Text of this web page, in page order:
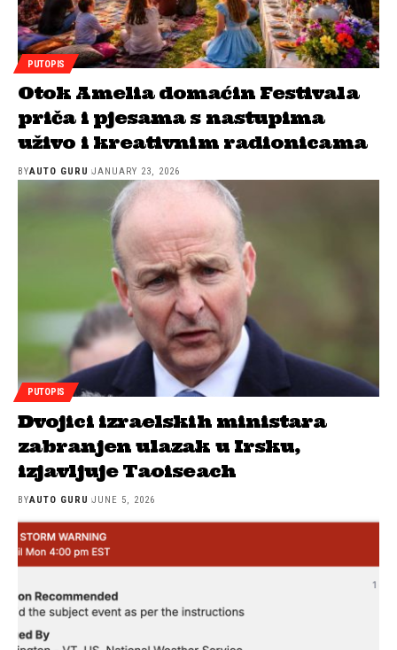
PUTOPIS
Otok Amelia domaćin Festivala
priča i pjesama s nastupima
uživo i kreativnim radionicama
BYAUTO GURU JANUARY 23, 2026
PUTOPIS
Dvojici izraelskih ministara
zabranjen ulazak u Irsku,
izjavljuje Taoiseach
BYAUTO GURU JUNE 5, 2026